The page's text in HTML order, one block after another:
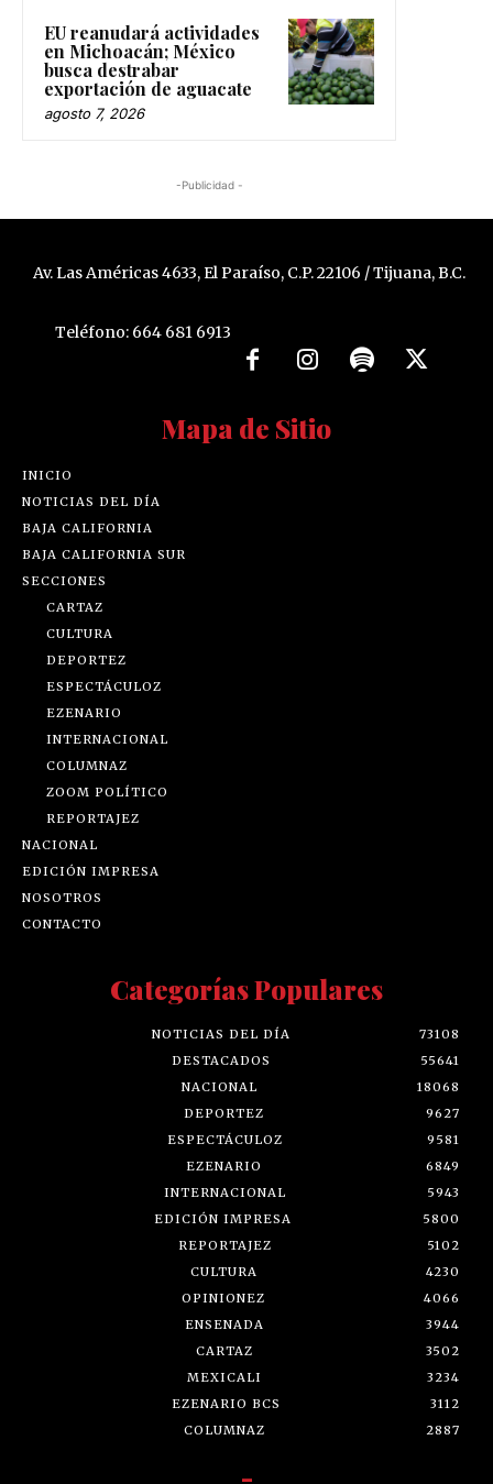
EU reanudará actividades
en Michoacán; México
busca destrabar
exportación de aguacate
agosto 7, 2026
-Publicidad -
Av. Las Américas 4633, El Paraíso, C.P. 22106 / Tijuana, B.C.
Teléfono: 664 681 6913
Mapa de Sitio
INICIO
NOTICIAS DEL DÍA
BAJA CALIFORNIA
BAJA CALIFORNIA SUR
SECCIONES
CARTAZ
CULTURA
DEPORTEZ
ESPECTÁCULOZ
EZENARIO
INTERNACIONAL
COLUMNAZ
ZOOM POLÍTICO
REPORTAJEZ
NACIONAL
EDICIÓN IMPRESA
NOSOTROS
CONTACTO
Categorías Populares
NOTICIAS DEL DÍA
73108
DESTACADOS
55641
NACIONAL
18068
DEPORTEZ
9627
ESPECTÁCULOZ
9581
EZENARIO
6849
INTERNACIONAL
5943
EDICIÓN IMPRESA
5800
REPORTAJEZ
5102
CULTURA
4230
OPINIONEZ
4066
ENSENADA
3944
CARTAZ
3502
MEXICALI
3234
EZENARIO BCS
3112
COLUMNAZ
2887